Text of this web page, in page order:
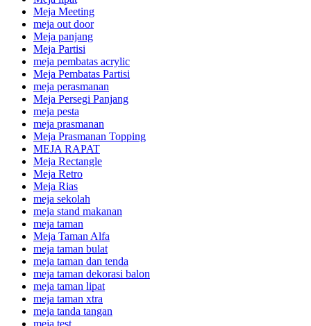
Meja Meeting
meja out door
Meja panjang
Meja Partisi
meja pembatas acrylic
Meja Pembatas Partisi
meja perasmanan
Meja Persegi Panjang
meja pesta
meja prasmanan
Meja Prasmanan Topping
MEJA RAPAT
Meja Rectangle
Meja Retro
Meja Rias
meja sekolah
meja stand makanan
meja taman
Meja Taman Alfa
meja taman bulat
meja taman dan tenda
meja taman dekorasi balon
meja taman lipat
meja taman xtra
meja tanda tangan
meja test